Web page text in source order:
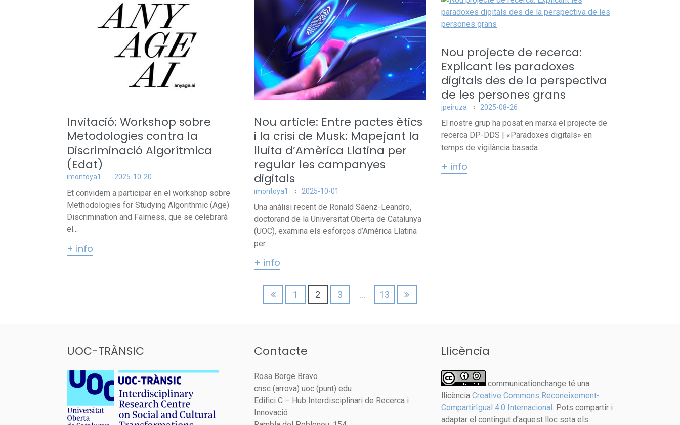
Invitació: Workshop sobre
Metodologies contra la
Discriminació Algorítmica
(Edat)
imontoya1 2025-10-20
Et convidem a participar en el workshop sobre
Methodologies for Studying Algorithmic (Age)
Discrimination and Fairness, que se celebrarà
el...
+ info
Nou article: Entre pactes ètics
i la crisi de Musk: Mapejant la
lluita d’Amèrica Llatina per
regular les campanyes
digitals
imontoya1 2025-10-01
Una anàlisi recent de Ronald Sáenz-Leandro,
doctorand de la Universitat Oberta de Catalunya
(UOC), examina els esforços d’Amèrica Llatina
per...
+ info
Nou projecte de recerca:
Explicant les paradoxes
digitals des de la perspectiva
de les persones grans
jpeiruza 2025-08-26
El nostre grup ha posat en marxa el projecte de
recerca DP-DDS | «Paradoxes digitals» en
temps de vigilància basada...
+ info
1 2 3 … 13
UOC-TRÀNSIC Contacte
Rosa Borge Bravo
cnsc (arrova) uoc (punt) edu
Edifici C – Hub Interdisciplinari de Recerca i
Innovació
Llicència
communicationchange té una
llicència Creative Commons Reconeixement-
CompartirIgual 4.0 Internacional. Pots compartir i
adaptar el contingut d'aquest lloc sota els